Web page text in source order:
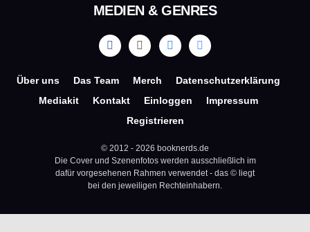
Über uns Das Team Merch
Datenschutzerklärung
Mediakit
Kontakt Einloggen
Impressum
Registrieren
© 2012 - 2026 booknerds.de
Die Cover und Szenenfotos werden ausschließlich im
dafür vorgesehenen Rahmen verwendet - das © liegt
bei den jeweiligen Rechteinhabern.